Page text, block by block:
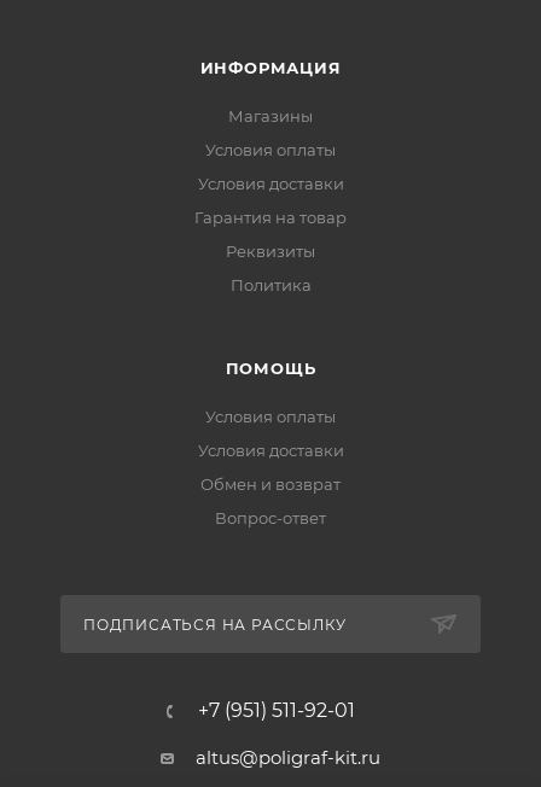
ИНФОРМАЦИЯ
Магазины
Условия оплаты
Условия доставки
Гарантия на товар
Реквизиты
Политика
ПОМОЩЬ
Условия оплаты
Условия доставки
Обмен и возврат
Вопрос-ответ
ПОДПИСАТЬСЯ НА РАССЫЛКУ
+7 (951) 511-92-01
altus@poligraf-kit.ru